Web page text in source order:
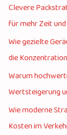
Clevere
für mehr Zeit
Wie gezielte
die
Warum
Wertsteigerung
Wie moderne
Kosten im